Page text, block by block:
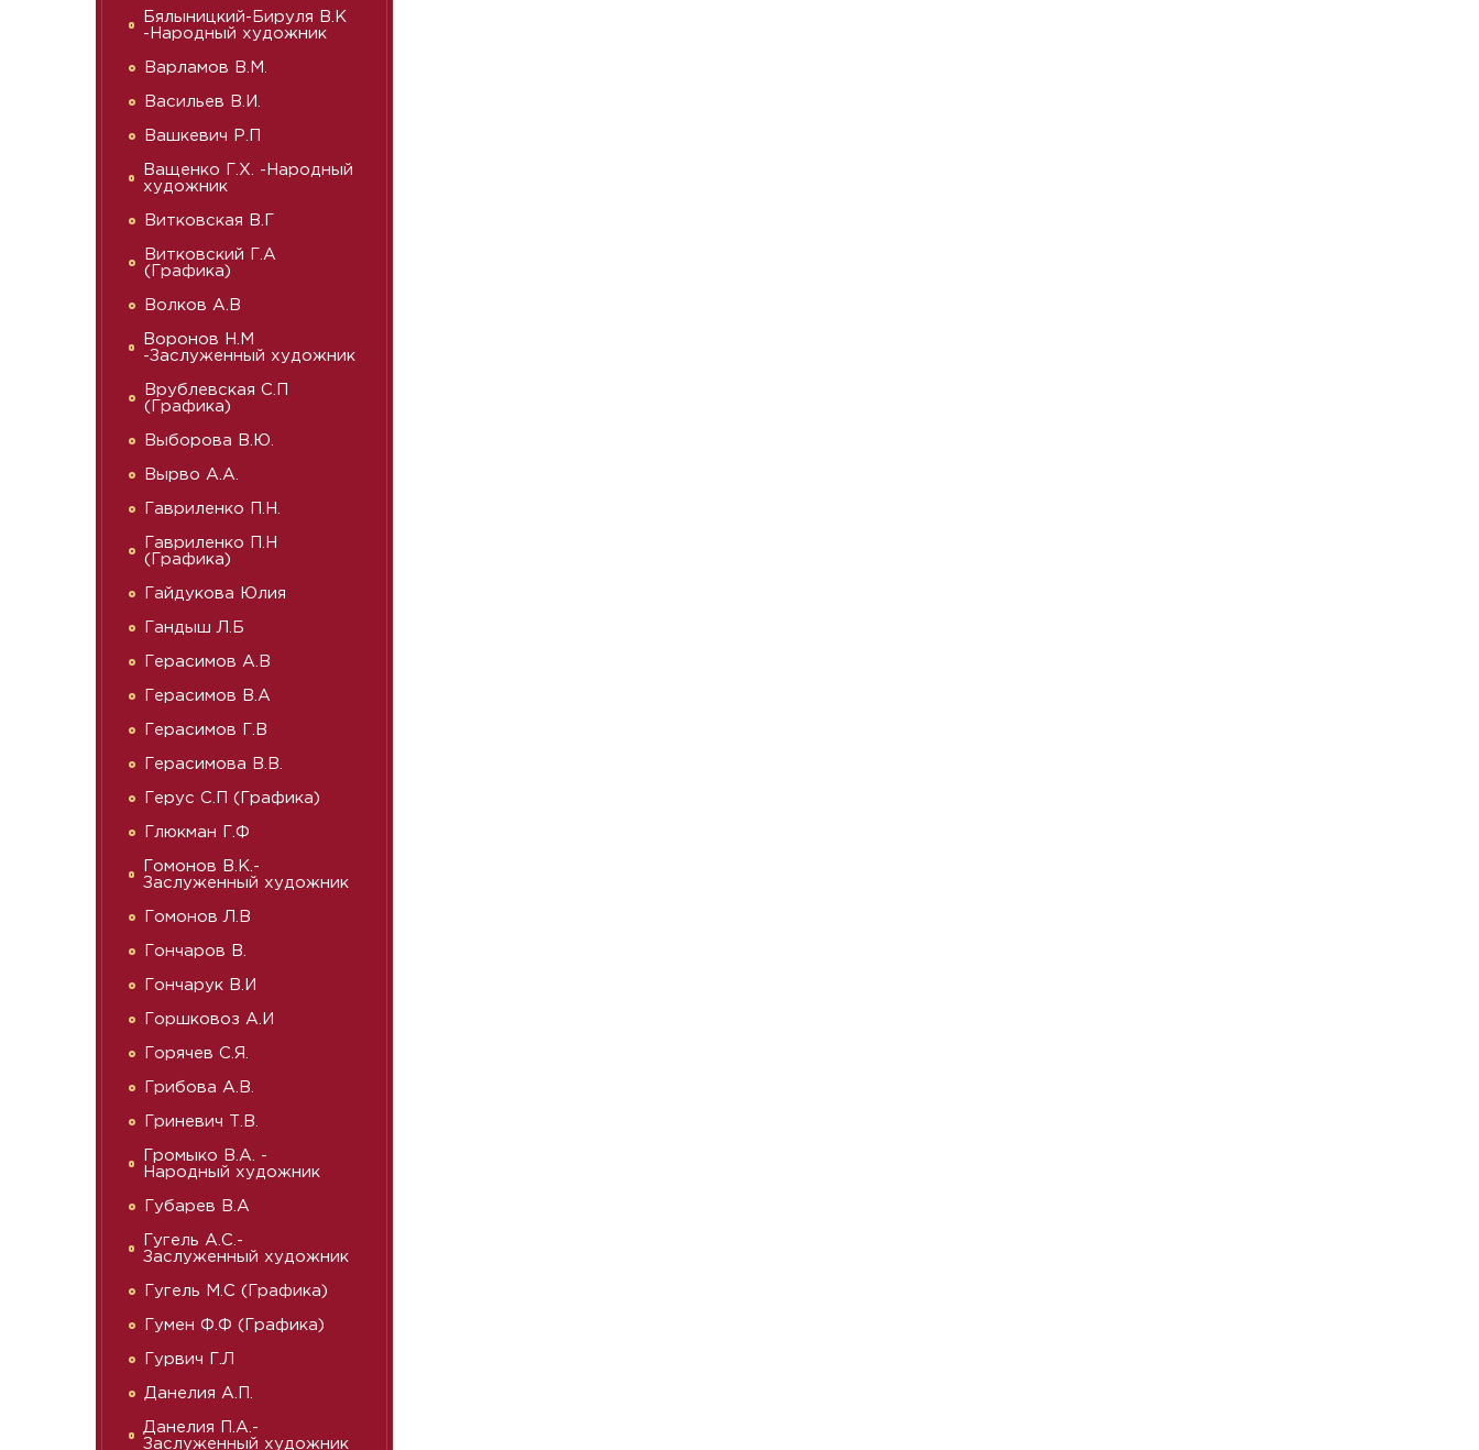
Бялыницкий-Бируля В.К
-Народный художник
Варламов В.М.
Васильев В.И.
Вашкевич Р.П
Ващенко Г.Х. -Народный
художник
Витковская В.Г
Витковский Г.А
(Графика)
Волков А.В
Воронов Н.М
-Заслуженный художник
Врублевская С.П
(Графика)
Выборова В.Ю.
Вырво А.А.
Гавриленко П.Н.
Гавриленко П.Н
(Графика)
Гайдукова Юлия
Гандыш Л.Б
Герасимов А.В
Герасимов В.А
Герасимов Г.В
Герасимова В.В.
Герус С.П (Графика)
Глюкман Г.Ф
Гомонов В.К.-
Заслуженный художник
Гомонов Л.В
Гончаров В.
Гончарук В.И
Горшковоз А.И
Горячев С.Я.
Грибова А.В.
Гриневич Т.В.
Громыко В.А. -
Народный художник
Губарев В.А
Гугель А.С.-
Заслуженный художник
Гугель М.С (Графика)
Гумен Ф.Ф (Графика)
Гурвич Г.Л
Данелия А.П.
Данелия П.А.-
Заслуженный художник